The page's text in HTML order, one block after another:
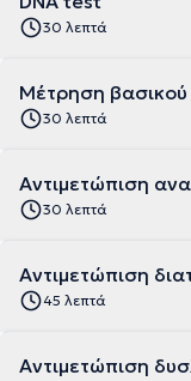
30 λεπτά
Μέτρηση βασικού
30 λεπτά
Αντιμετώπιση
30 λεπτά
Αντιμετώπιση
45 λεπτά
Αντιμετώπιση